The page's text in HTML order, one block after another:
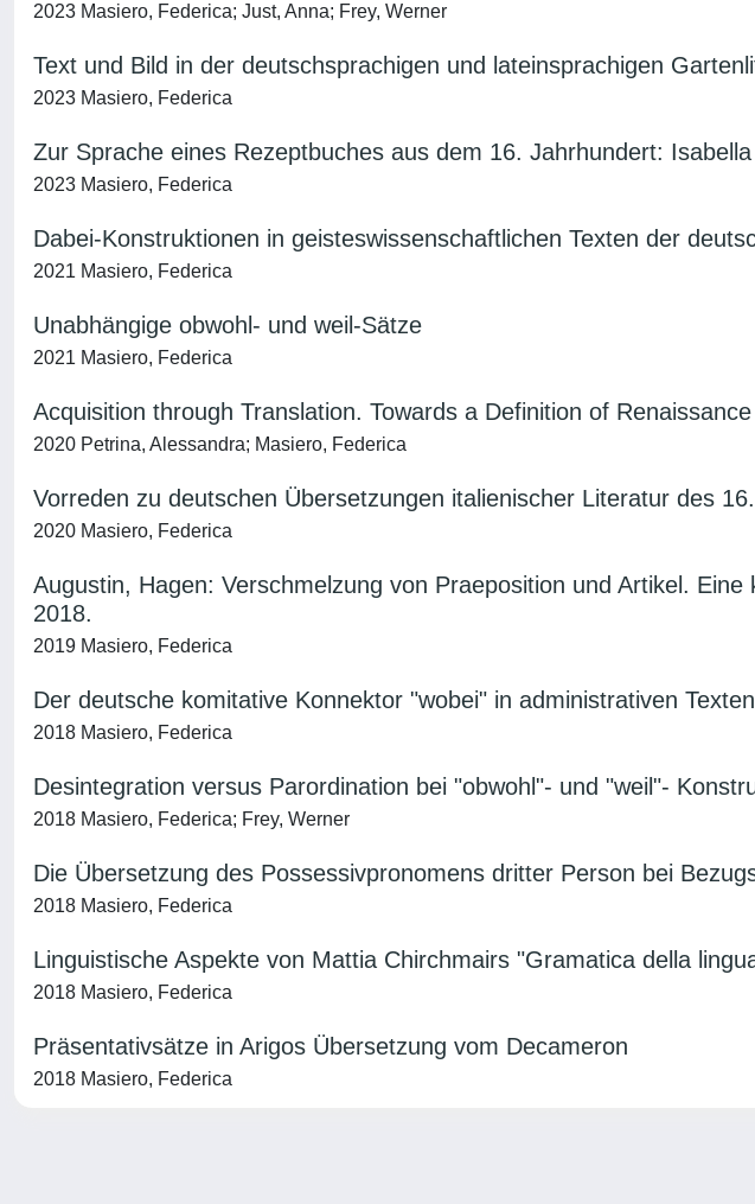
2023 Masiero, Federica; Just, Anna; Frey, Werner
Text und Bild in der deutschsprachigen und lateinsprachigen
2023 Masiero, Federica
Zur Sprache eines Rezeptbuches aus dem 16. Jahrhundert:
2023 Masiero, Federica
Dabei-Konstruktionen in geisteswissenschaftlichen Texten der
2021 Masiero, Federica
Unabhängige obwohl- und weil-Sätze
2021 Masiero, Federica
Acquisition through Translation. Towards a Definition of
2020 Petrina, Alessandra; Masiero, Federica
Vorreden zu deutschen Übersetzungen italienischer Literatur des
2020 Masiero, Federica
Augustin, Hagen: Verschmelzung von Praeposition und Artikel.
2018.
2019 Masiero, Federica
Der deutsche komitative Konnektor "wobei" in administrativen
2018 Masiero, Federica
Desintegration versus Parordination bei "obwohl"- und "weil"-
2018 Masiero, Federica; Frey, Werner
Die Übersetzung des Possessivpronomens dritter Person bei
2018 Masiero, Federica
Linguistische Aspekte von Mattia Chirchmairs "Gramatica della
2018 Masiero, Federica
Präsentativsätze in Arigos Übersetzung vom Decameron
2018 Masiero, Federica